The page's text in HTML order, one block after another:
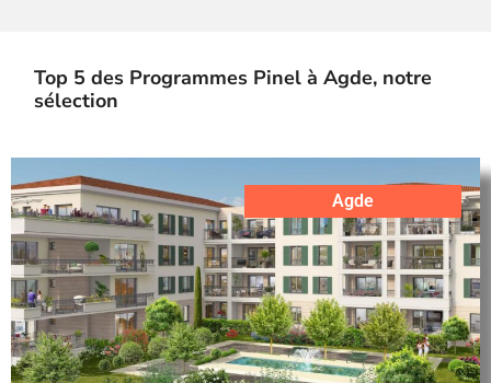
Top 5 des Programmes Pinel à Agde, notre
sélection
Agde